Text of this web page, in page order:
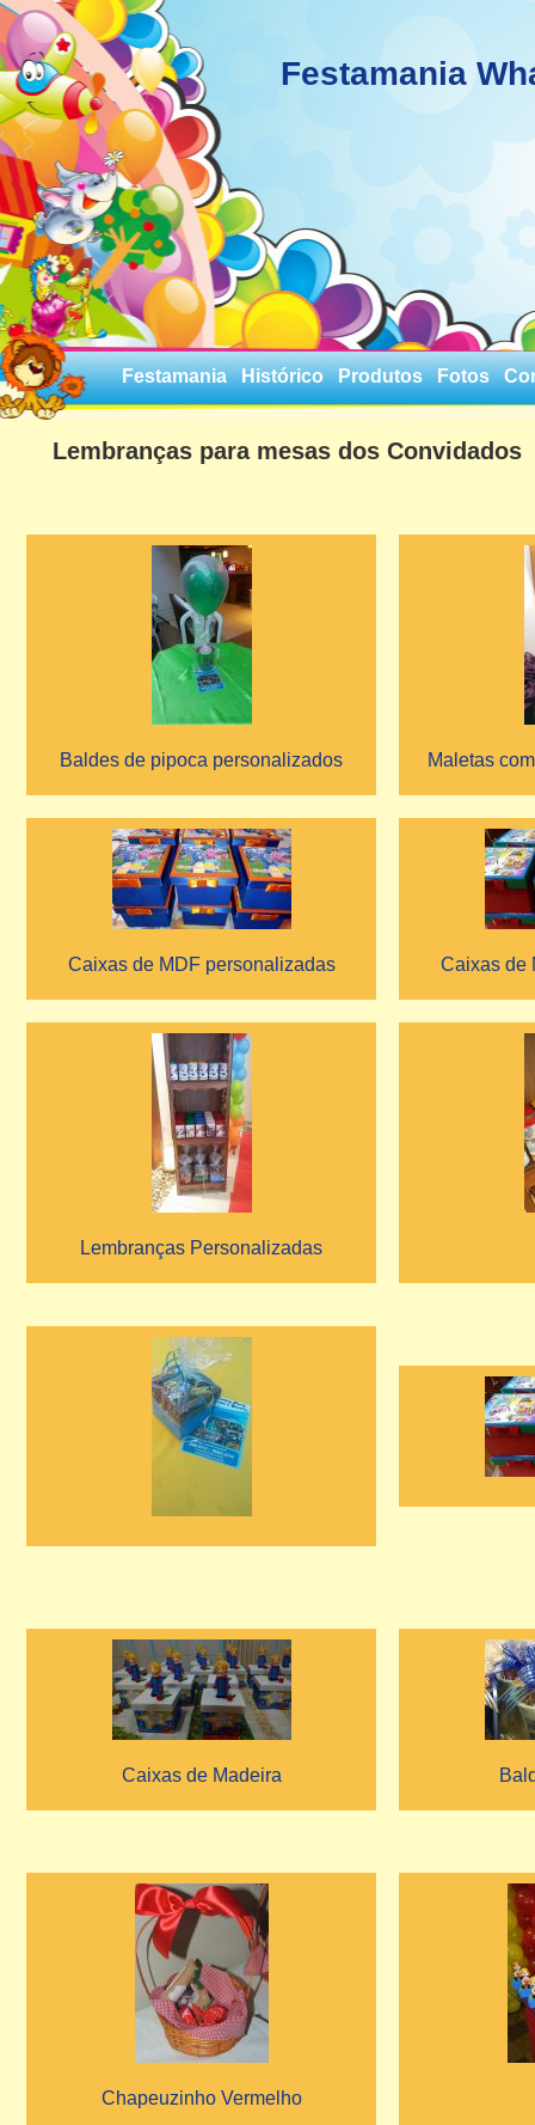
Festamania
Festamania Histórico Produtos Fotos
Lembranças para mesas dos Convidados
Baldes de pipoca personalizados Maletas
Caixas de MDF personalizadas Caixas de
Lembranças Personalizadas
Caixas de Madeira
Chapeuzinho Vermelho